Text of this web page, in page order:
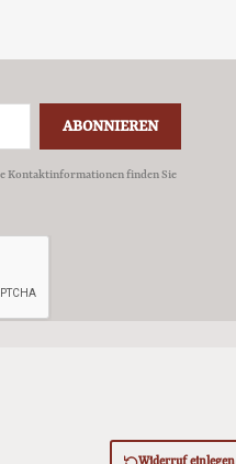
Kontaktinformationen finden Sie